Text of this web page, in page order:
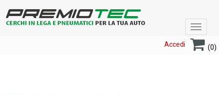
Toggle
Accedi
(0)